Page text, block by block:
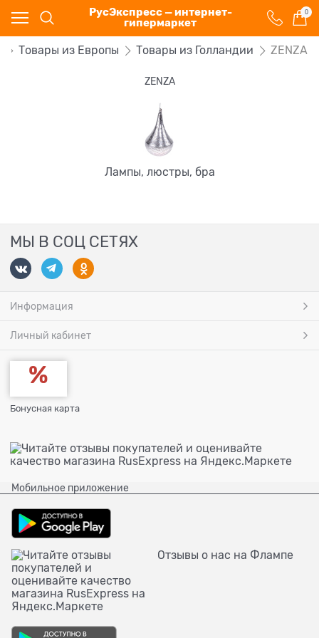
РусЭкспресс — интернет-
гипермаркет
0
Товары из Европы Товары из Голландии ZENZA
ZENZA
Лампы, люстры, бра
МЫ В СОЦ СЕТЯХ
Информация
Личный кабинет
Бонусная карта
Мобильное приложение
Отзывы о нас на Флампе